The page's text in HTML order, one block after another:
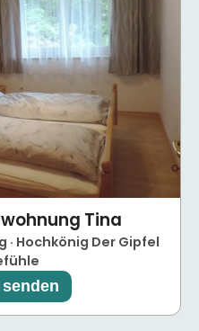
Tina
Hochkönig Der Gipfel